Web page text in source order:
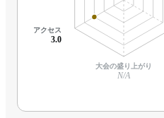
大会の盛り上がり
N/A
アクセス
3.0